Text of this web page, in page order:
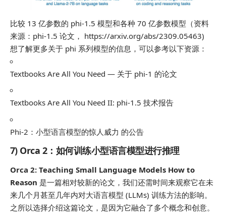
比较 13 亿参数的 phi-1.5 模型和各种 70 亿参数模型（资料
来源：phi-1.5 论文， https://arxiv.org/abs/2309.05463)
想了解更多关于 phi 系列模型的信息，可以参考以下资源：
Textbooks Are All You Need — 关于 phi-1 的论文
Textbooks Are All You Need II: phi-1.5 技术报告
Phi-2：小型语言模型的惊人威力 的公告
7) Orca 2：如何训练小型语言模型进行推理
Orca 2: Teaching Small Language Models How to
Reason 是一篇相对较新的论文，我们还需时间来观察它在未
来几个月甚至几年内对大语言模型 (LLMs) 训练方法的影响。
之所以选择介绍这篇论文，是因为它融合了多个概念和创意。